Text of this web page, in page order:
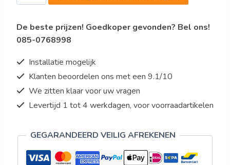
Voorspoeldouche
1802B
aantal
De beste prijzen! Goedkoper gevonden? Bel ons!
085-0768998
Installatie mogelijk
Klanten beoordelen ons met een 9.1/10
We zitten klaar voor uw vragen
Levertijd 1 tot 4 werkdagen, voor voorraadartikelen
GEGARANDEERD VEILIG AFREKENEN